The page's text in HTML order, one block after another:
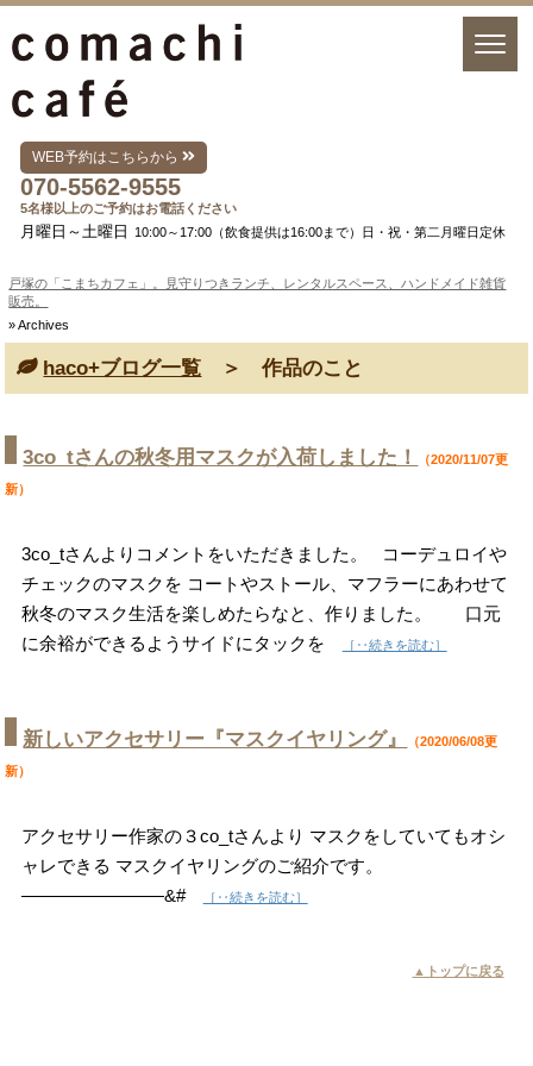
WEB予約はこちらから
070-5562-9555
5名様以上のご予約はお電話ください
月曜日～土曜日 10:00～17:00（飲食提供は16:00まで）日・祝・第二月曜日定休
戸塚の「こまちカフェ」。見守りつきランチ、レンタルスペース、ハンドメイド雑貨
販売。
» Archives
haco+ブログ一覧 ＞ 作品のこと
3co_tさんの秋冬用マスクが入荷しました！ （2020/11/07更
新）
3co_tさんよりコメントをいただきました。 コーデュロイや
チェックのマスクを コートやストール、マフラーにあわせて
秋冬のマスク生活を楽しめたらなと、作りました。 口元
に余裕ができるようサイドにタックを
［‥続きを読む］
新しいアクセサリー『マスクイヤリング』 （2020/06/08更
新）
アクセサリー作家の３co_tさんより マスクをしていてもオシ
ャレできる マスクイヤリングのご紹介です。
————————&#
［‥続きを読む］
▲トップに戻る